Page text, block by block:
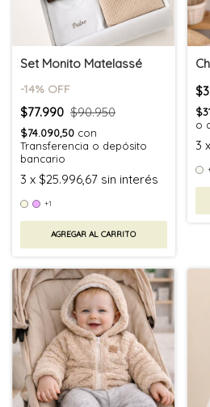
Set Monito Matelassé
-14% OFF
$77.990 $90.950
$74.090,50 con
Transferencia o depósito
bancario
3 x $25.996,67 sin interés
+1
AGREGAR AL CARRITO
o
3 x